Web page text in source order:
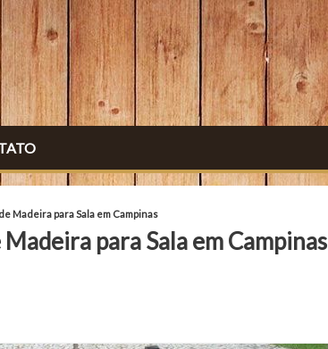
Madeira para Sala em Campinas
para Sala em Campinas